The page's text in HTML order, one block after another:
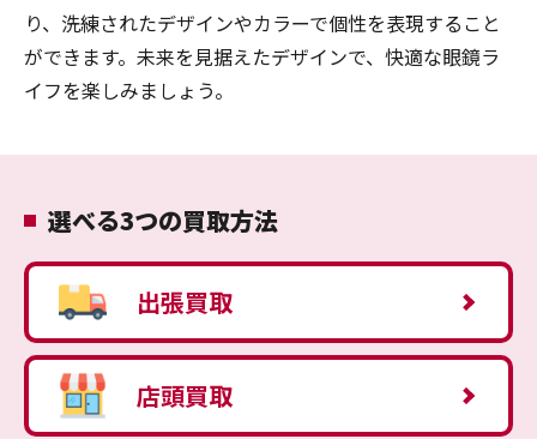
り、洗練されたデザインやカラーで個性を表現すること
ができます。未来を見据えたデザインで、快適な眼鏡ラ
イフを楽しみましょう。
選べる3つの買取方法
出張買取
店頭買取